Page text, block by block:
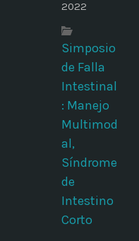
2022
Simposio
de Falla
Intestinal
: Manejo
Multimod
al,
Síndrome
de
Intestino
Corto